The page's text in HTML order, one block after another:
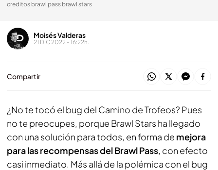
creditos brawl pass brawl stars
Moisés Valderas
21 DIC 2022 - 16:22h.
Compartir
¿No te tocó el bug del Camino de Trofeos? Pues
no te preocupes, porque Brawl Stars ha llegado
con una solución para todos, en forma de mejora
para las recompensas del Brawl Pass, con efecto
casi inmediato. Más allá de la polémica con el bug